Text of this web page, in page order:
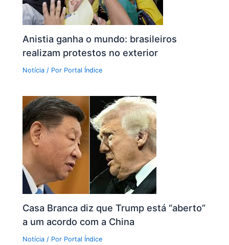
Anistia ganha o mundo: brasileiros
realizam protestos no exterior
Notícia / Por Portal Índice
Casa Branca diz que Trump está “aberto”
a um acordo com a China
Notícia / Por Portal Índice